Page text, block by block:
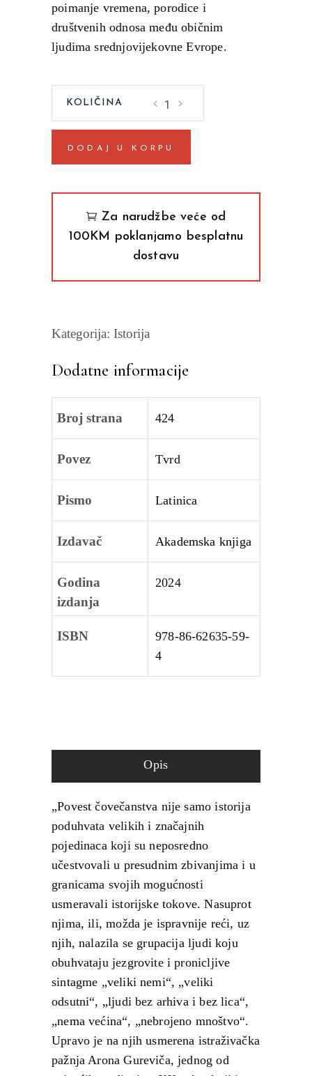
poimanje vremena, porodice i
društvenih odnosa među običnim
ljudima srednjovijekovne Evrope.
Kultura
neme
quantity
DODAJ U KORPU
Za narudžbe veće od
100KM poklanjamo besplatnu
dostavu
Kategorija: Istorija
Dodatne informacije
Broj strana 424
Povez Tvrd
Pismo Latinica
Izdavač Akademska knjiga
Godina
izdanja
2024
ISBN
978-86-62635-59-
4
Opis
„Povest čovečanstva nije samo istorija
poduhvata velikih i značajnih
pojedinaca koji su neposredno
učestvovali u presudnim zbivanjima i u
granicama svojih mogućnosti
usmeravali istorijske tokove. Nasuprot
njima, ili, možda je ispravnije reći, uz
njih, nalazila se grupacija ljudi koju
obuhvataju jezgrovite i pronicljive
sintagme „veliki nemi“, „veliki
odsutni“, „ljudi bez arhiva i bez lica“,
„nema većina“, „nebrojeno mnoštvo“.
Upravo je na njih usmerena istraživačka
pažnja Arona Gureviča, jednog od